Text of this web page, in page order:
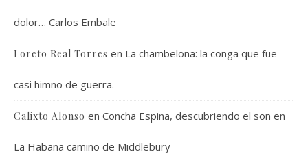
dolor… Carlos Embale
Loreto Real Torres en La chambelona: la conga que fue
casi himno de guerra.
Calixto Alonso en Concha Espina, descubriendo el son en
La Habana camino de Middlebury